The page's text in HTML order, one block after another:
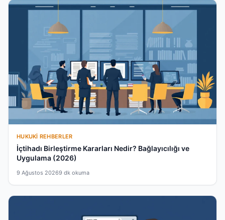
HUKUKI REHBERLER
İçtihadı Birleştirme Kararları Nedir? Bağlayıcılığı ve
Uygulama (2026)
9 Ağustos 20269 dk okuma